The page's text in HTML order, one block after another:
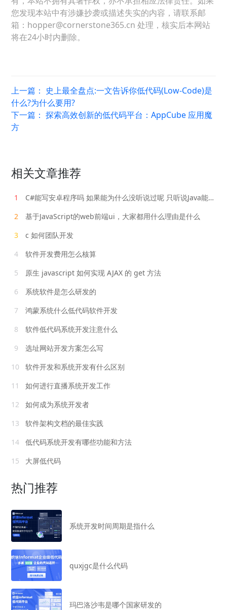
您发现本站中有涉嫌抄袭或描述失实的内容，请联系邮
箱：hopper@cornerstone365.cn 处理，核实后本网站
将在24小时内删除。
上一篇： 史上最全盘点:一文告诉你低代码(Low-Code)是
什么?为什么要用?
下一篇：探索高效创新的低代码平台：AppCube 应用魔
方
相关文章推荐
1
C#能写安卓程序吗 如果能为什么没听说过呢 只听说Java能开发安卓
2
基于JavaScript的web前端ui，大家都用什么理由是什么
3
c 如何团队开发
4
软件开发费用怎么核算
5
原生 javascript 如何实现 AJAX 的 get 方法
6
系统软件是怎么研发的
7
鸿蒙系统什么低代码软件开发
8
软件低代码系统开发注意什么
9
选址网站开发方案怎么写
10
软件开发和系统开发有什么区别
11
如何进行直播系统开发工作
12
如何成为系统开发者
13
软件架构文档的最佳实践
14
低代码系统开发有哪些功能和方法
15
大屏低代码
热门推荐
系统开发时间周期是指什么
quxjgc是什么代码
玛巴洛沙韦是哪个国家研发的